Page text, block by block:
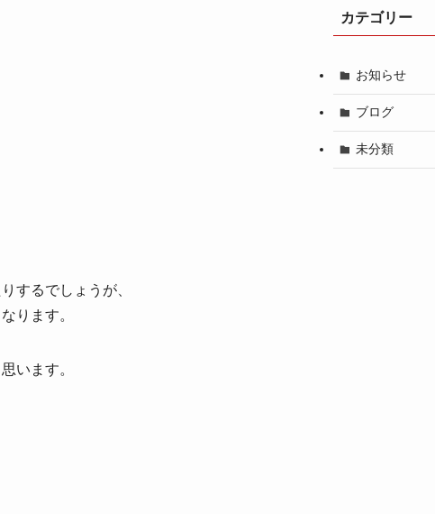
するでしょうが、
ります。
います。
カテゴリー
お知らせ
ブログ
未分類